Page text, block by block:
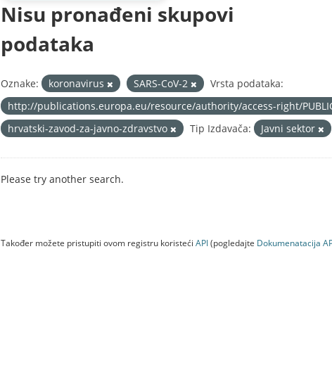
Nisu pronađeni skupovi
podataka
Oznake: koronavirus SARS-CoV-2
Vrsta podataka:
http://publications.europa.eu/resource/authority/access-right/
hrvatski-zavod-za-javno-zdravstvo
Tip Izdavača: Javni sektor
Please try another search.
Također možete pristupiti ovom registru koristeći API(pogledajte Dokumenаtаcijа